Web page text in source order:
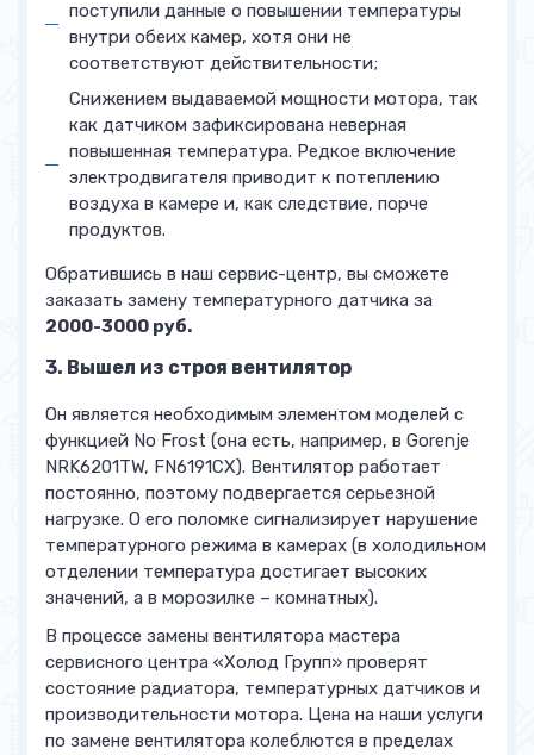
поступили данные о повышении температуры
внутри обеих камер, хотя они не
соответствуют действительности;
Снижением выдаваемой мощности мотора, так
как датчиком зафиксирована неверная
повышенная температура. Редкое включение
электродвигателя приводит к потеплению
воздуха в камере и, как следствие, порче
продуктов.
Обратившись в наш сервис-центр, вы сможете
заказать замену температурного датчика за
2000-3000 руб.
3. Вышел из строя вентилятор
Он является необходимым элементом моделей с
функцией No Frost (она есть, например, в Gorenje
NRK6201TW, FN6191CX). Вентилятор работает
постоянно, поэтому подвергается серьезной
нагрузке. О его поломке сигнализирует нарушение
температурного режима в камерах (в холодильном
отделении температура достигает высоких
значений, а в морозилке – комнатных).
В процессе замены вентилятора мастера
сервисного центра «Холод Групп» проверят
состояние радиатора, температурных датчиков и
производительности мотора. Цена на наши услуги
по замене вентилятора колеблются в пределах